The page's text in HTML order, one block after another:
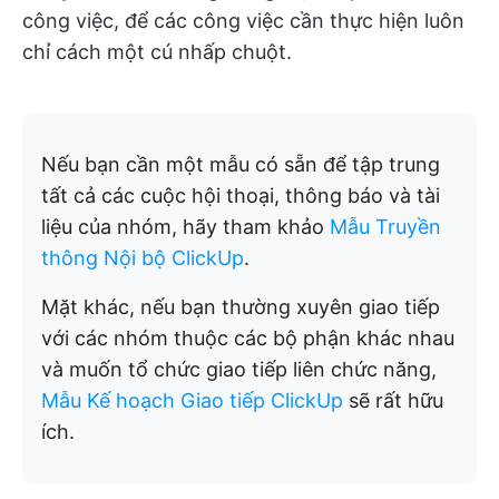
công việc, để các công việc cần thực hiện luôn
chỉ cách một cú nhấp chuột.
Nếu bạn cần một mẫu có sẵn để tập trung
tất cả các cuộc hội thoại, thông báo và tài
liệu của nhóm, hãy tham khảo Mẫu Truyền
thông Nội bộ ClickUp.
Mặt khác, nếu bạn thường xuyên giao tiếp
với các nhóm thuộc các bộ phận khác nhau
và muốn tổ chức giao tiếp liên chức năng,
Mẫu Kế hoạch Giao tiếp ClickUp sẽ rất hữu
ích.